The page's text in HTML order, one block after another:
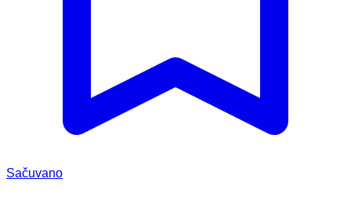
Sačuvano